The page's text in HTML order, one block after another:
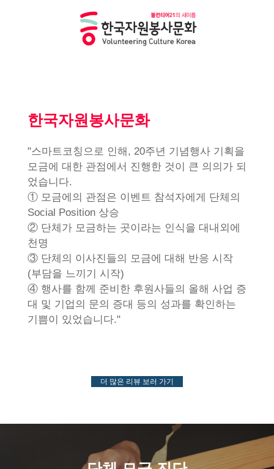
한국자원봉사문화
"스마트코칭으로 인해, 20주년 기념행사 기획을
모금에 대한 관점에서 진행한 것이 큰 의의가 되
었습니다.
① 모금에의 관점은 이벤트 참석자에게 단체의
Social Position 상승
② 단체가 모금하는 곳이라는 인식을 대내외에
천명
③ 단체의 이사진들의 모금에 대해 반응 시작
(부담을 느끼기 시작)
④ 행사를 함께 준비한 후원사들의 올해 사업 증
대 및 기업의 문의 증대 등의 성과를 확인하는
기쁨이 있었습니다."
더 많은 리뷰 보러 가기